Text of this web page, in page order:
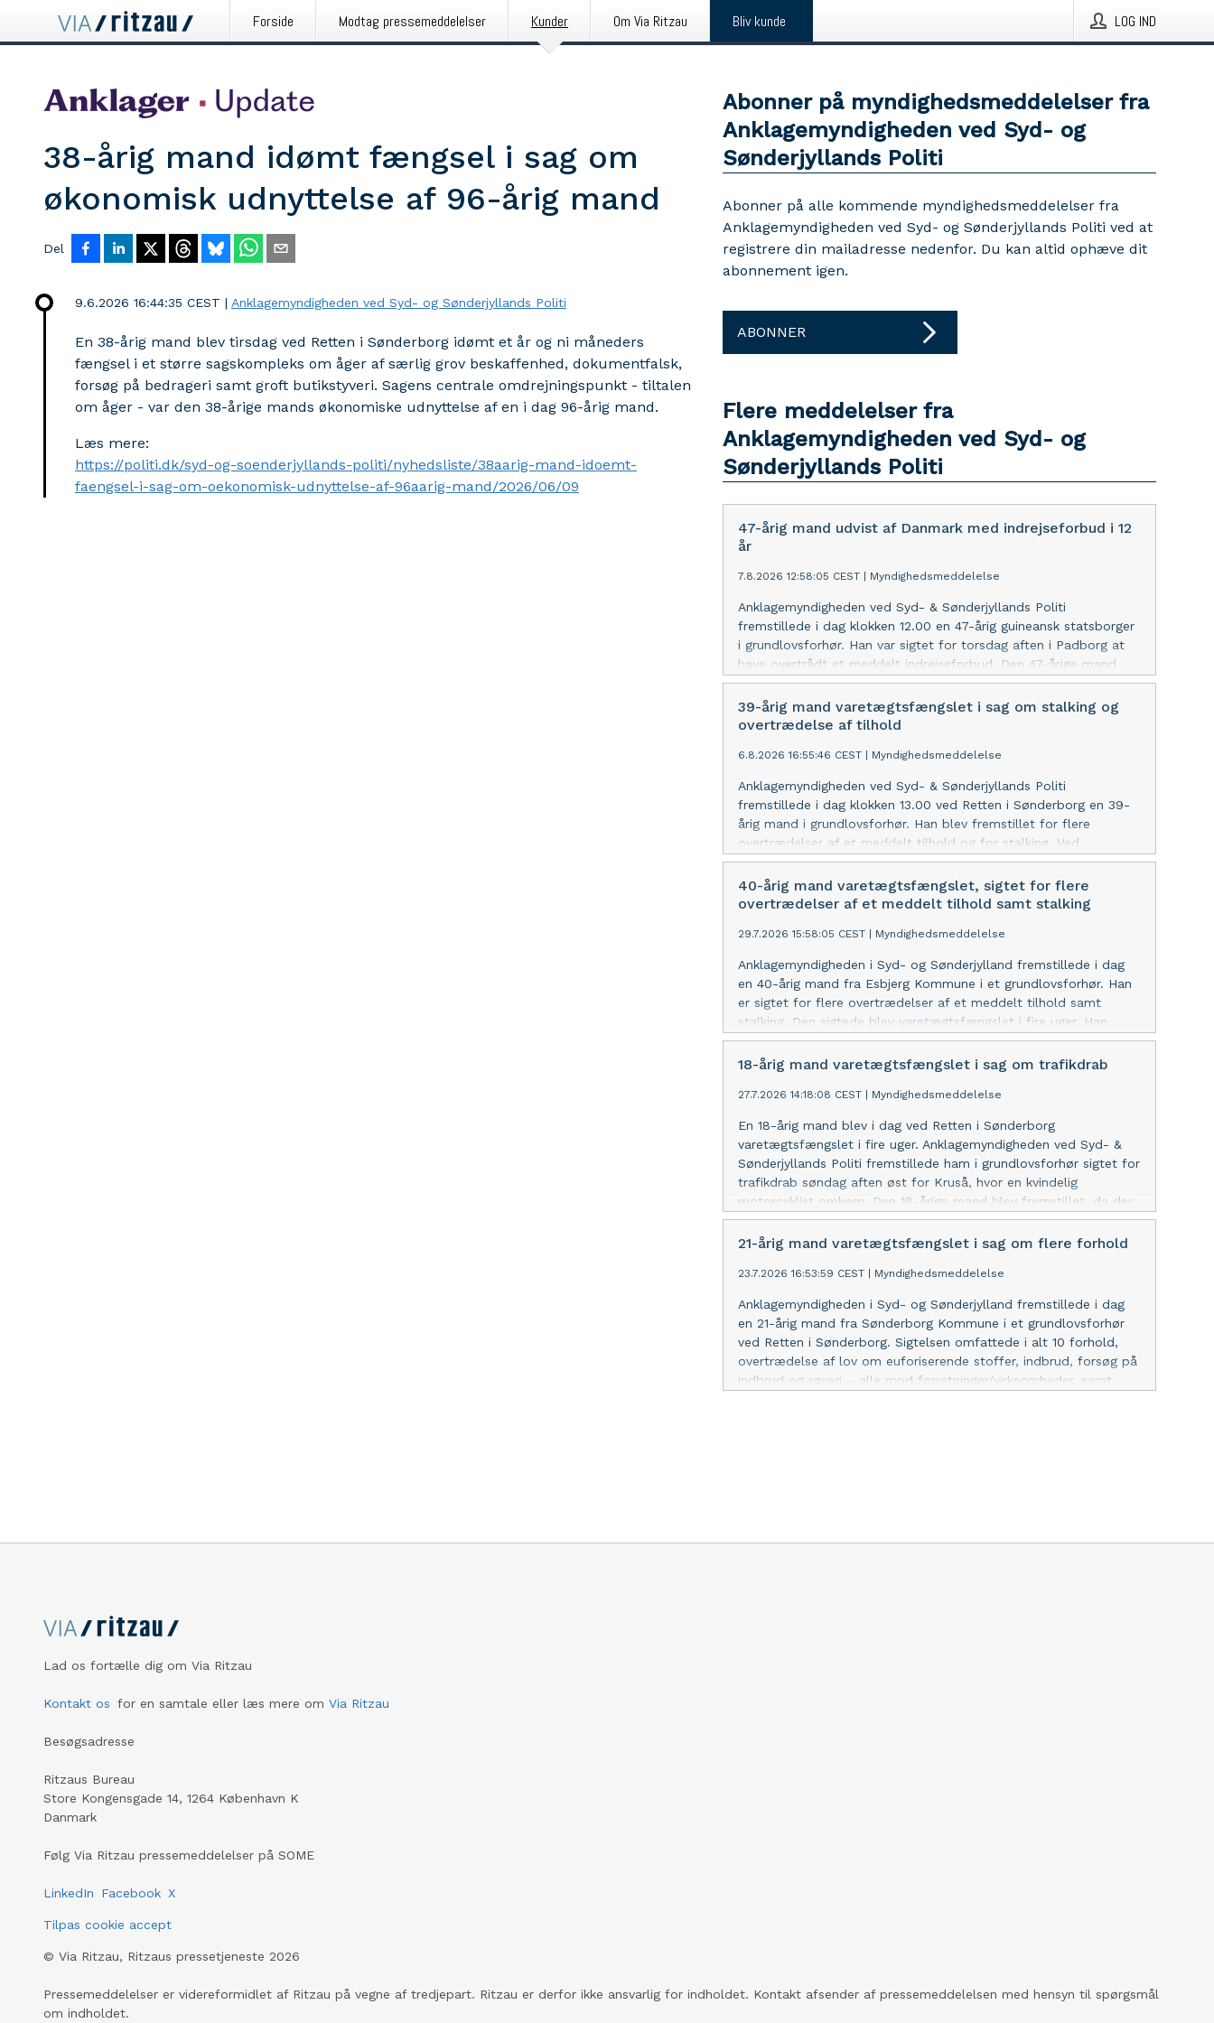
Forside Modtag pressemeddelelser Kunder Om Via Ritzau Bliv kunde LOG IND
38-årig mand idømt fængsel i sag om
økonomisk udnyttelse af 96-årig mand
Del
9.6.2026 16:44:35 CEST | Anklagemyndigheden ved Syd- og Sønderjyllands Politi
En 38-årig mand blev tirsdag ved Retten i Sønderborg idømt et år og ni måneders
fængsel i et større sagskompleks om åger af særlig grov beskaffenhed, dokumentfalsk,
forsøg på bedrageri samt groft butikstyveri. Sagens centrale omdrejningspunkt - tiltalen
om åger - var den 38-årige mands økonomiske udnyttelse af en i dag 96-årig mand.
Læs mere:
https://politi.dk/syd-og-soenderjyllands-politi/nyhedsliste/38aarig-mand-idoemt-
faengsel-i-sag-om-oekonomisk-udnyttelse-af-96aarig-mand/2026/06/09
Abonner på myndighedsmeddelelser fra
Anklagemyndigheden ved Syd- og
Sønderjyllands Politi
Abonner på alle kommende myndighedsmeddelelser fra
Anklagemyndigheden ved Syd- og Sønderjyllands Politi ved at
registrere din mailadresse nedenfor. Du kan altid ophæve dit
abonnement igen.
ABONNER
Flere meddelelser fra
Anklagemyndigheden ved Syd- og
Sønderjyllands Politi
47-årig mand udvist af Danmark med indrejseforbud i 12
år
7.8.2026 12:58:05 CEST Myndighedsmeddelelse
Anklagemyndigheden ved Syd- & Sønderjyllands Politi
fremstillede i dag klokken 12.00 en 47-årig guineansk statsborger
i grundlovsforhør. Han var sigtet for torsdag aften i Padborg at
have overtrådt et meddelt indrejseforbud. Den 47-årige mand
erkendte og blev udvist af Danmark med indrejseforbud i 12 år.
Ingen kære. Manden er varetægtsfængslet indtil udsendelse.
39-årig mand varetægtsfængslet i sag om stalking og
overtrædelse af tilhold
6.8.2026 16:55:46 CEST Myndighedsmeddelelse
Anklagemyndigheden ved Syd- & Sønderjyllands Politi
fremstillede i dag klokken 13.00 ved Retten i Sønderborg en 39-
årig mand i grundlovsforhør. Han blev fremstillet for flere
overtrædelser af et meddelt tilhold og for stalking. Ved
grundlovsforhøret nægtede den 39-årige mand. Han blev
varetægtsfængslet i fire uger, og han tog forbehold for kære af
den kendelse.
40-årig mand varetægtsfængslet, sigtet for flere
overtrædelser af et meddelt tilhold samt stalking
29.7.2026 15:58:05 CEST Myndighedsmeddelelse
Anklagemyndigheden i Syd- og Sønderjylland fremstillede i dag
en 40-årig mand fra Esbjerg Kommune i et grundlovsforhør. Han
er sigtet for flere overtrædelser af et meddelt tilhold samt
stalking. Den sigtede blev varetægtsfængslet i fire uger. Han
erkender delvis. Ingen kære af varetægtsfængsling.
18-årig mand varetægtsfængslet i sag om trafikdrab
27.7.2026 14:18:08 CEST Myndighedsmeddelelse
En 18-årig mand blev i dag ved Retten i Sønderborg
varetægtsfængslet i fire uger. Anklagemyndigheden ved Syd- &
Sønderjyllands Politi fremstillede ham i grundlovsforhør sigtet for
trafikdrab søndag aften øst for Kruså, hvor en kvindelig
motorcyklist omkom. Den 18-årige mand blev fremstillet, da der
er mistanke om, at han kørte under påvirkning af euforiserende
stoffer. Han kærede ikke dommerens kendelse om
21-årig mand varetægtsfængslet i sag om flere forhold
23.7.2026 16:53:59 CEST Myndighedsmeddelelse
Anklagemyndigheden i Syd- og Sønderjylland fremstillede i dag
en 21-årig mand fra Sønderborg Kommune i et grundlovsforhør
ved Retten i Sønderborg. Sigtelsen omfattede i alt 10 forhold,
overtrædelse af lov om euforiserende stoffer, indbrud, forsøg på
indbrud og røveri – alle mod forretninger/virksomheder, samt
Lad os fortælle dig om Via Ritzau
Kontakt os for en samtale eller læs mere om Via Ritzau
Besøgsadresse
Ritzaus Bureau
Store Kongensgade 14, 1264 København K
Danmark
Følg Via Ritzau pressemeddelelser på SOME
LinkedIn Facebook X
Tilpas cookie accept
© Via Ritzau, Ritzaus pressetjeneste 2026
Pressemeddelelser er videreformidlet af Ritzau på vegne af tredjepart. Ritzau er derfor ikke ansvarlig for indholdet. Kontakt afsender af pressemeddelelsen med hensyn til spørgsmål
om indholdet.